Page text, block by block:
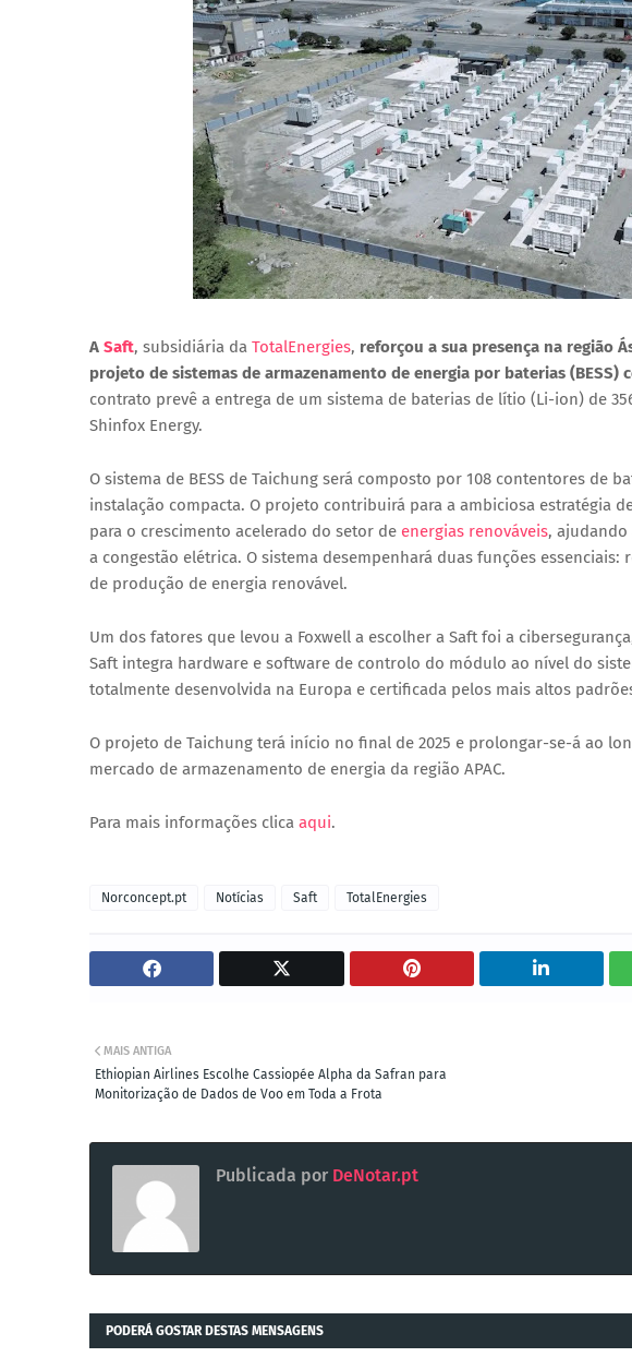
A Saft, subsidiária da TotalEnergies, reforçou a sua presença na região
projeto de sistemas de armazenamento de energia por baterias (BESS)
contrato prevê a entrega de um sistema de baterias de lítio (Li-ion) de
Shinfox Energy.
O sistema de BESS de Taichung será composto por 108 contentores de
instalação compacta. O projeto contribuirá para a ambiciosa estratégia
para o crescimento acelerado do setor de energias renováveis, ajudando
a congestão elétrica. O sistema desempenhará duas funções essenciais:
de produção de energia renovável.
Um dos fatores que levou a Foxwell a escolher a Saft foi a cibersegurança
Saft integra hardware e software de controlo do módulo ao nível do
totalmente desenvolvida na Europa e certificada pelos mais altos
O projeto de Taichung terá início no final de 2025 e prolongar-se-á ao
mercado de armazenamento de energia da região APAC.
Para mais informações clica aqui.
Norconcept.pt Notícias Saft TotalEnergies
MAIS ANTIGA
Ethiopian Airlines Escolhe Cassiopée Alpha da Safran para
Monitorização de Dados de Voo em Toda a Frota
Publicada por DeNotar.pt
PODERÁ GOSTAR DESTAS MENSAGENS